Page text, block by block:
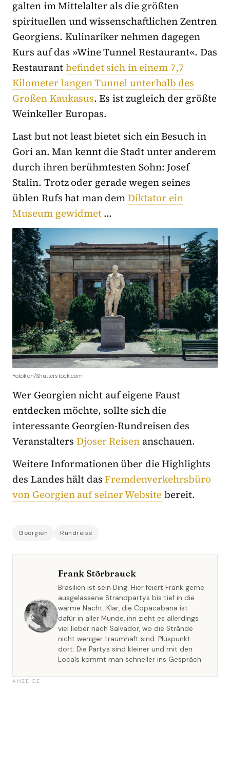
galten im Mittelalter als die größten
spirituellen und wissenschaftlichen Zentren
Georgiens. Kulinariker nehmen dagegen
Kurs auf das »Wine Tunnel Restaurant«. Das
Restaurantbefindet sich in einem 7,7
Kilometer langen Tunnel unterhalb des
Großen Kaukasus. Es ist zugleich der größte
Weinkeller Europas.
Last but not least bietet sich ein Besuch in
Gori an. Man kennt die Stadt unter anderem
durch ihren berühmtesten Sohn: Josef
Stalin. Trotz oder gerade wegen seines
üblen Rufs hat man demDiktator ein
Museum gewidmet…
Fotokon/Shutterstock.com
Wer Georgien nicht auf eigene Faust
entdecken möchte, sollte sich die
interessante Georgien-Rundreisen des
Veranstalters Djoser Reisen anschauen.
Weitere Informationen über die Highlights
des Landes hält dasFremdenverkehrsbüro
von Georgien auf seiner Websitebereit.
Georgien Rundreise
Frank Störbrauck
Brasilien ist sein Ding. Hier feiert Frank gerne
ausgelassene Strandpartys bis tief in die
warme Nacht. Klar, die Copacabana ist
dafür in aller Munde, ihn zieht es allerdings
viel lieber nach Salvador, wo die Strände
nicht weniger traumhaft sind. Pluspunkt
dort: Die Partys sind kleiner und mit den
Locals kommt man schneller ins Gespräch.
ANZEIGE